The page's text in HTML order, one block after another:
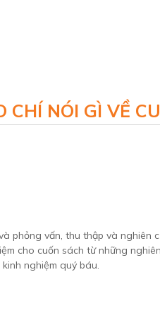
CHÍ NÓI GÌ VỀ
phỏng vấn, thu thập và nghiên
cho cuốn sách từ những
nghiệm quý báu.